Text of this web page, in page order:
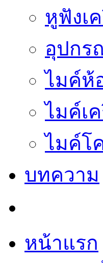
หูฟังเ
อุปกร
ไมค์ห้
ไมค์เ
ไมค์โ
บทความ
หน้าแรก